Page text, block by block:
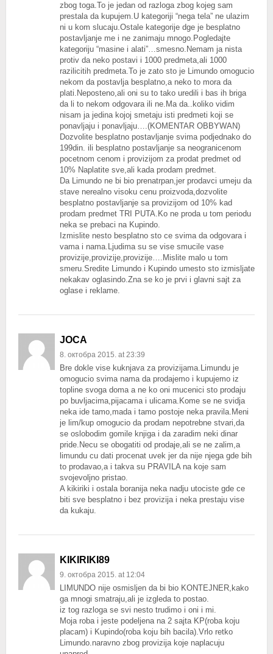
zbog toga.To je jedan od razloga zbog kojeg sam
prestala da kupujem.U kategoriji “nega tela” ne ulazim
ni u kom slucaju.Ostale kategorije dge je besplatno
postavljanje me i ne zanimaju mnogo.Pogledajte
kategoriju “masine i alati”…smesno.Nemam ja nista
protiv da neko postavi i 1000 predmeta,ali 1000
razilicitih predmeta.To je zato sto je Limundo omogucio
nekom da postavlja besplatno,a neko to mora da
plati.Neposteno,ali oni su to tako uredili i bas ih briga
da li to nekom odgovara ili ne.Ma da..koliko vidim
nisam ja jedina kojoj smetaju isti predmeti koji se
ponavljaju i ponavljaju….(KOMENTAR OBBYWAN)
Dozvolite besplatno postavljanje svima podjednako do
199din. ili besplatno postavljanje sa neogranicenom
pocetnom cenom i provizijom za prodat predmet od
10% Naplatite sve,ali kada prodam predmet.
Da Limundo ne bi bio prenatrpan,jer prodavci umeju da
stave nerealno visoku cenu proizvoda,dozvolite
besplatno postavljanje sa provizijom od 10% kad
prodam predmet TRI PUTA.Ko ne proda u tom periodu
neka se prebaci na Kupindo.
Izmislite nesto besplatno sto ce svima da odgovara i
vama i nama.Ljudima su se vise smucile vase
provizije,provizije,provizije….Mislite malo u tom
smeru.Sredite Limundo i Kupindo umesto sto izmisljate
nekakav oglasindo.Zna se ko je prvi i glavni sajt za
oglase i reklame.
JOCA
8. октобра 2015. at 23:39
Bre dokle vise kuknjava za provizijama.Limundu je
omogucio svima nama da prodajemo i kupujemo iz
topline svoga doma a ne ko oni mucenici sto prodaju
po buvljacima,pijacama i ulicama.Kome se ne svidja
neka ide tamo,mada i tamo postoje neka pravila.Meni
je lim/kup omogucio da prodam nepotrebne stvari,da
se oslobodim gomile knjiga i da zaradim neki dinar
pride.Necu se obogatiti od prodaje,ali se ne zalim,a
limundu cu dati procenat uvek jer da nije njega gde bih
to prodavao,a i takva su PRAVILA na koje sam
svojevoljno pristao.
A kikiriki i ostala boranija neka nadju utociste gde ce
biti sve besplatno i bez provizija i neka prestaju vise
da kukaju.
KIKIRIKI89
9. октобра 2015. at 12:04
LIMUNDO nije osmisljen da bi bio KONTEJNER,kako
ga mnogi smatraju,ali je izgleda to postao.
iz tog razloga se svi nesto trudimo i oni i mi.
Moja roba i jeste podeljena na 2 sajta KP(roba koju
placam) i Kupindo(roba koju bih bacila).Vrlo retko
Limundo.naravno zbog provizija koje naplacuju